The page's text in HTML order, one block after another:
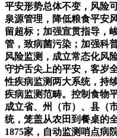
平安形势总体不变，风险
泉源管理，降低粮食平安
留超标；加强宣贯指导，
管，致病菌污染；加强科
风险监测，成立常态化风
守护舌尖上的平安，客岁
性疾病监测两大系统，持
疾病监测范畴。控制食物
成立省、州（市）、县（
统，笼盖从农田到餐桌的
1875家，自动监测哨点病